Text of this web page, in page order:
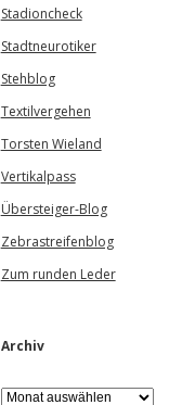
Stadioncheck
Stadtneurotiker
Stehblog
Textilvergehen
Torsten Wieland
Vertikalpass
Übersteiger-Blog
Zebrastreifenblog
Zum runden Leder
Archiv
A